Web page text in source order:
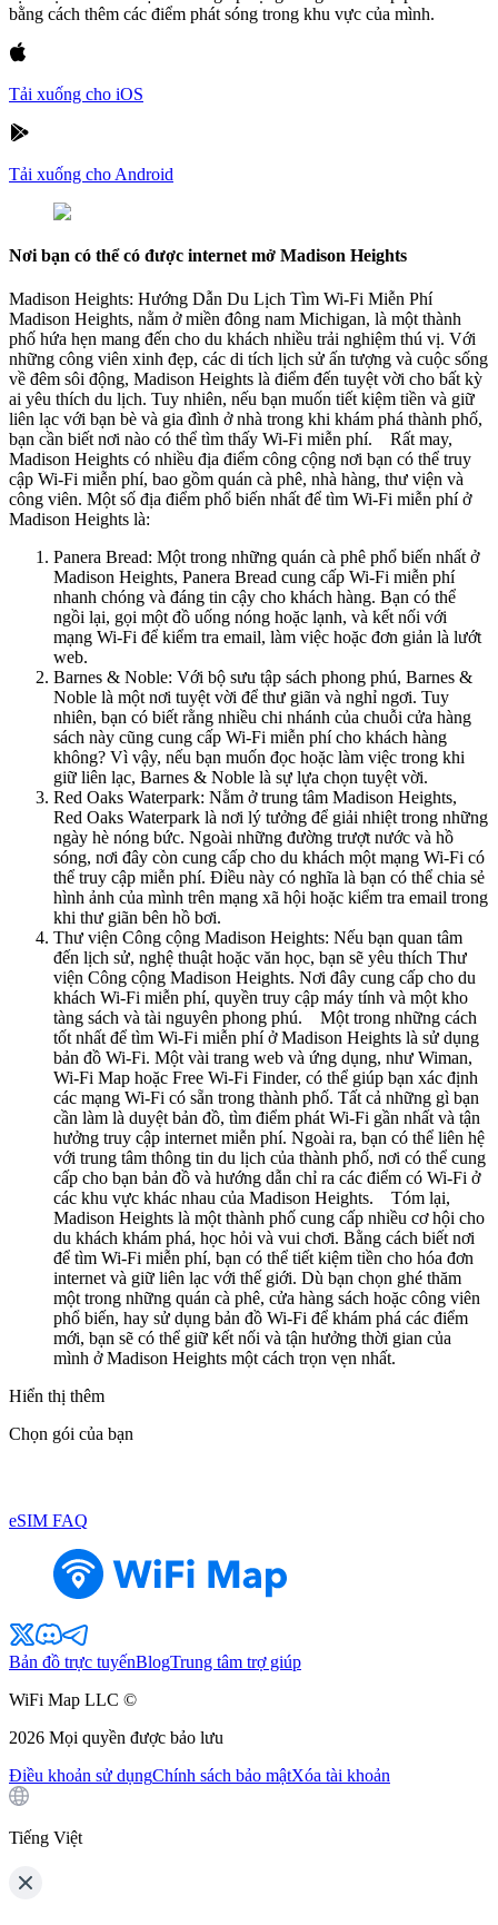
bằng cách thêm các điểm phát sóng trong khu vực của mình.
Tải xuống cho iOS
Tải xuống cho Android
Nơi bạn có thể có được internet mở Madison Heights
Madison Heights: Hướng Dẫn Du Lịch Tìm Wi-Fi Miễn Phí
Madison Heights, nằm ở miền đông nam Michigan, là một thành
phố hứa hẹn mang đến cho du khách nhiều trải nghiệm thú vị. Với
những công viên xinh đẹp, các di tích lịch sử ấn tượng và cuộc sống
về đêm sôi động, Madison Heights là điểm đến tuyệt vời cho bất kỳ
ai yêu thích du lịch. Tuy nhiên, nếu bạn muốn tiết kiệm tiền và giữ
liên lạc với bạn bè và gia đình ở nhà trong khi khám phá thành phố,
bạn cần biết nơi nào có thể tìm thấy Wi-Fi miễn phí. Rất may,
Madison Heights có nhiều địa điểm công cộng nơi bạn có thể truy
cập Wi-Fi miễn phí, bao gồm quán cà phê, nhà hàng, thư viện và
công viên. Một số địa điểm phổ biến nhất để tìm Wi-Fi miễn phí ở
Madison Heights là:
Panera Bread: Một trong những quán cà phê phổ biến nhất ở
Madison Heights, Panera Bread cung cấp Wi-Fi miễn phí
nhanh chóng và đáng tin cậy cho khách hàng. Bạn có thể
ngồi lại, gọi một đồ uống nóng hoặc lạnh, và kết nối với
mạng Wi-Fi để kiểm tra email, làm việc hoặc đơn giản là lướt
web.
Barnes & Noble: Với bộ sưu tập sách phong phú, Barnes &
Noble là một nơi tuyệt vời để thư giãn và nghỉ ngơi. Tuy
nhiên, bạn có biết rằng nhiều chi nhánh của chuỗi cửa hàng
sách này cũng cung cấp Wi-Fi miễn phí cho khách hàng
không? Vì vậy, nếu bạn muốn đọc hoặc làm việc trong khi
giữ liên lạc, Barnes & Noble là sự lựa chọn tuyệt vời.
Red Oaks Waterpark: Nằm ở trung tâm Madison Heights,
Red Oaks Waterpark là nơi lý tưởng để giải nhiệt trong những
ngày hè nóng bức. Ngoài những đường trượt nước và hồ
sóng, nơi đây còn cung cấp cho du khách một mạng Wi-Fi có
thể truy cập miễn phí. Điều này có nghĩa là bạn có thể chia sẻ
hình ảnh của mình trên mạng xã hội hoặc kiểm tra email trong
khi thư giãn bên hồ bơi.
Thư viện Công cộng Madison Heights: Nếu bạn quan tâm
đến lịch sử, nghệ thuật hoặc văn học, bạn sẽ yêu thích Thư
viện Công cộng Madison Heights. Nơi đây cung cấp cho du
khách Wi-Fi miễn phí, quyền truy cập máy tính và một kho
tàng sách và tài nguyên phong phú. Một trong những cách
tốt nhất để tìm Wi-Fi miễn phí ở Madison Heights là sử dụng
bản đồ Wi-Fi. Một vài trang web và ứng dụng, như Wiman,
Wi-Fi Map hoặc Free Wi-Fi Finder, có thể giúp bạn xác định
các mạng Wi-Fi có sẵn trong thành phố. Tất cả những gì bạn
cần làm là duyệt bản đồ, tìm điểm phát Wi-Fi gần nhất và tận
hưởng truy cập internet miễn phí. Ngoài ra, bạn có thể liên hệ
với trung tâm thông tin du lịch của thành phố, nơi có thể cung
cấp cho bạn bản đồ và hướng dẫn chỉ ra các điểm có Wi-Fi ở
các khu vực khác nhau của Madison Heights. Tóm lại,
Madison Heights là một thành phố cung cấp nhiều cơ hội cho
du khách khám phá, học hỏi và vui chơi. Bằng cách biết nơi
để tìm Wi-Fi miễn phí, bạn có thể tiết kiệm tiền cho hóa đơn
internet và giữ liên lạc với thế giới. Dù bạn chọn ghé thăm
một trong những quán cà phê, cửa hàng sách hoặc công viên
phổ biến, hay sử dụng bản đồ Wi-Fi để khám phá các điểm
mới, bạn sẽ có thể giữ kết nối và tận hưởng thời gian của
mình ở Madison Heights một cách trọn vẹn nhất.
Hiển thị thêm
Chọn gói của bạn
eSIM FAQ
Bản đồ trực tuyếnBlogTrung tâm trợ giúp
WiFi Map LLC ©
2026 Mọi quyền được bảo lưu
Điều khoản sử dụngChính sách bảo mậtXóa tài khoản
Tiếng Việt